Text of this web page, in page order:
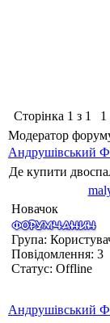
Сторінка 1 з 1
1
Модератор
Андрушівський
Де купити
Новачок
Група:
Повідомлення: 3
Статус: Offline
Андрушівський